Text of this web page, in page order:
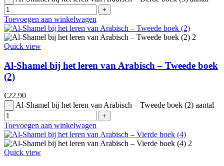
Toevoegen aan winkelwagen
Quick view
Al-Shamel bij het leren van Arabisch – Tweede boek
(2)
€22.90
Al-Shamel bij het leren van Arabisch – Tweede boek (2) aantal
Toevoegen aan winkelwagen
Quick view